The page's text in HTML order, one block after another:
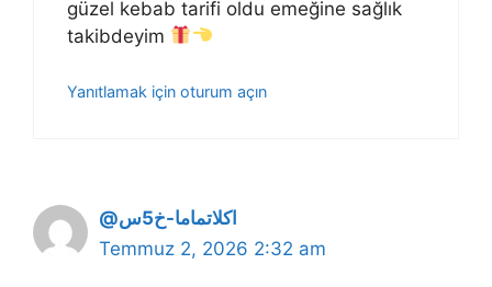
güzel kebab tarifi oldu emeğine sağlık
takibdeyim
Yanıtlamak için oturum açın
@اكلاتماما-خ5س
Temmuz 2, 2026 2:32 am